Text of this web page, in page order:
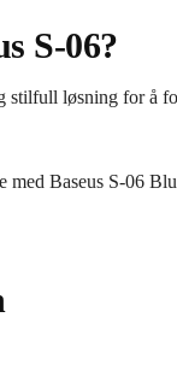
S-06?
stilfull løsning for å
med Baseus S-06